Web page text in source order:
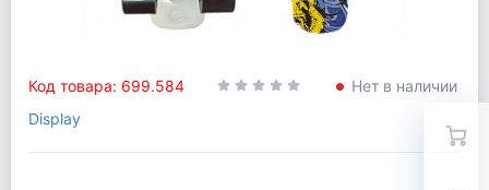
Код товара: 699.584
Нет в наличии
Display